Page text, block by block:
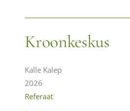
Kroonkeskus
Kalle Kalep
2026
Referaat